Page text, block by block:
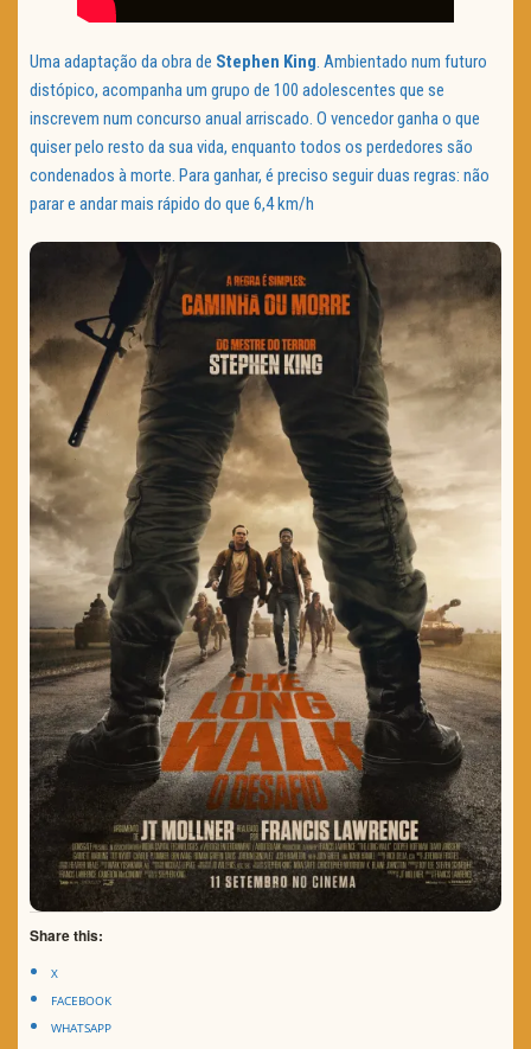
Uma adaptação da obra de Stephen King. Ambientado num futuro
distópico, acompanha um grupo de 100 adolescentes que se
inscrevem num concurso anual arriscado. O vencedor ganha o que
quiser pelo resto da sua vida, enquanto todos os perdedores são
condenados à morte. Para ganhar, é preciso seguir duas regras: não
parar e andar mais rápido do que 6,4 km/h
Share this:
X
FACEBOOK
WHATSAPP